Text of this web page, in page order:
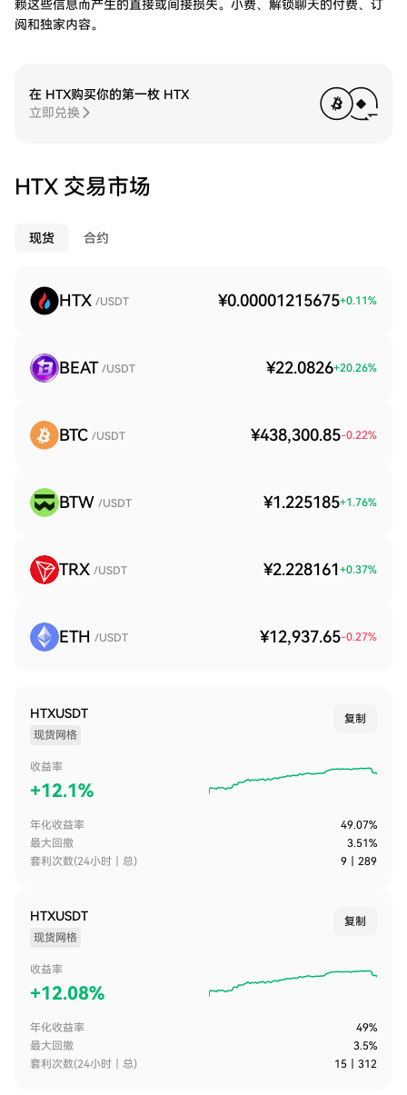
赖这些信息而产生的直接或间接损失。小费、解锁聊天的付费、订
阅和独家内容。
在 HTX购买你的第一枚 HTX
立即兑换
HTX 交易市场
现货 合约
HTX /USDT ¥0.00001215675+0.11%
BEAT /USDT ¥22.0826+20.26%
BTC /USDT ¥438,300.85-0.22%
BTW /USDT ¥1.225185+1.76%
TRX /USDT ¥2.228161 +0.37%
ETH /USDT ¥12,937.65-0.27%
HTXUSDT
现货网格
复制
收益率
+12.1%
年化收益率
49.07%
最大回撤
3.51%
套利次数(24小时｜总)
9 289
HTXUSDT
现货网格
复制
收益率
+12.08%
年化收益率
49%
最大回撤
3.5%
套利次数(24小时｜总)
15 312